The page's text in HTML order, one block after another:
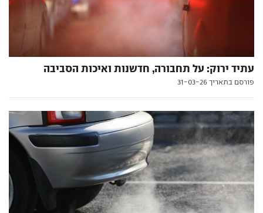
עתיד ירוק: על תחבורה, חדשנות ואיכות הסביבה
פורסם בתאריך 31-03-26